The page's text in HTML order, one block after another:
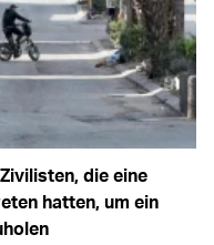
die eine
hatten, um ein